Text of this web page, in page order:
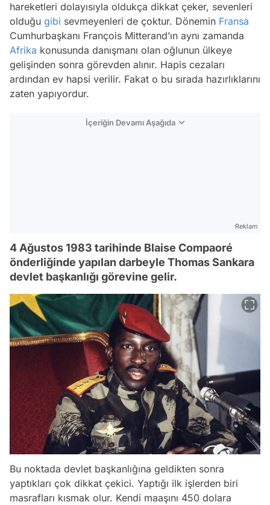
hareketleri dolayısıyla oldukça dikkat çeker, sevenleri
olduğu gibi sevmeyenleri de çoktur. Dönemin Fransa
Cumhurbaşkanı François Mitterand’ın aynı zamanda
Afrika konusunda danışmanı olan oğlunun ülkeye
gelişinden sonra görevden alınır. Hapis cezaları
ardından ev hapsi verilir. Fakat o bu sırada hazırlıklarını
zaten yapıyordur.
İçeriğin Devamı Aşağıda
Reklam
4 Ağustos 1983 tarihinde Blaise Compaoré
önderliğinde yapılan darbeyle Thomas Sankara
devlet başkanlığı görevine gelir.
Bu noktada devlet başkanlığına geldikten sonra
yaptıkları çok dikkat çekici. Yaptığı ilk işlerden biri
masrafları kısmak olur. Kendi maaşını 450 dolara